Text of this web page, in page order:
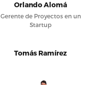
Orlando Alomá
Gerente de Proyectos en un
Startup
Tomás Ramírez